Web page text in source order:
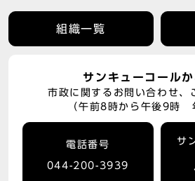
組織一覧
サンキューコール
市政に関するお問い合わせ、
（午前8時から午後9時
電話番号
044-200-3939
サ